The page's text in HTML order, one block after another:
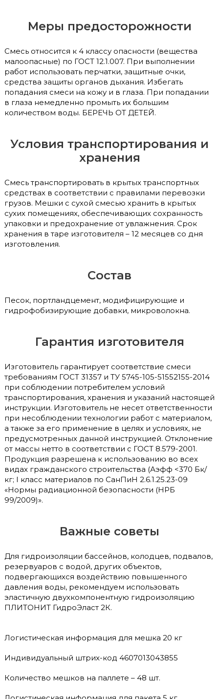
Меры предосторожности
Смесь относится к 4 классу опасности (вещества
малоопасные) по ГОСТ 12.1.007. При выполнении
работ использовать перчатки, защитные очки,
средства защиты органов дыхания. Избегать
попадания смеси на кожу и в глаза. При попадании
в глаза немедленно промыть их большим
количеством воды. БЕРЕЧЬ ОТ ДЕТЕЙ.
Условия транспортирования и
хранения
Смесь транспортировать в крытых транспортных
средствах в соответствии с правилами перевозки
грузов. Мешки с сухой смесью хранить в крытых
сухих помещениях, обеспечивающих сохранность
упаковки и предохранение от увлажнения. Срок
хранения в таре изготовителя – 12 месяцев со дня
изготовления.
Состав
Песок, портландцемент, модифицирующие и
гидрофобизирующие добавки, микроволокна.
Гарантия изготовителя
Изготовитель гарантирует соответствие смеси
требованиям ГОСТ 31357 и ТУ 5745-105-51552155-2014
при соблюдении потребителем условий
транспортирования, хранения и указаний настоящей
инструкции. Изготовитель не несет ответственности
при несоблюдении технологии работ с материалом,
а также за его применение в целях и условиях, не
предусмотренных данной инструкцией. Отклонение
от массы нетто в соответствии с ГОСТ 8.579-2001.
Продукция разрешена к использованию во всех
видах гражданского строительства (Аэфф <370 Бк/
кг; I класс материалов по СанПиН 2.6.1.25.23-09
«Нормы радиационной безопасности (НРБ
99/2009)».
Важные советы
Для гидроизоляции бассейнов, колодцев, подвалов,
резервуаров с водой, других объектов,
подвергающихся воздействию повышенного
давления воды, рекомендуем использовать
эластичную двухкомпонентную гидроизоляцию
ПЛИТОНИТ ГидроЭласт 2К.
Логистическая информация для мешка 20 кг
Индивидуальный штрих-код 4607013043855
Количество мешков на паллете – 48 шт.